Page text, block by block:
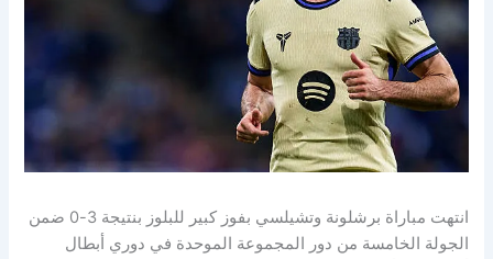
انتهت مباراة برشلونة وتشيلسي بفوز كبير للبلوز بنتيجة 3-0 ضمن
الجولة الخامسة من دور المجموعة الموحدة في دوري أبطال